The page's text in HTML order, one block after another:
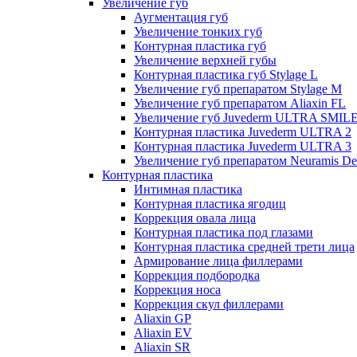
Увеличение губ
Аугментация губ
Увеличение тонких губ
Контурная пластика губ
Увеличение верхней губы
Контурная пластика губ Stylage L
Увеличение губ препаратом Stylage M
Увеличение губ препаратом Aliaxin FL
Увеличение губ Juvederm ULTRA
Контурная пластика Juvederm ULTRA 2
Контурная пластика Juvederm ULTRA 3
Увеличение губ препаратом Neuramis
Контурная пластика
Интимная пластика
Контурная пластика ягодиц
Коррекция овала лица
Контурная пластика под глазами
Контурная пластика средней трети лица
Армирование лица филлерами
Коррекция подбородка
Коррекция носа
Коррекция скул филлерами
Aliaxin GP
Aliaxin EV
Aliaxin SR